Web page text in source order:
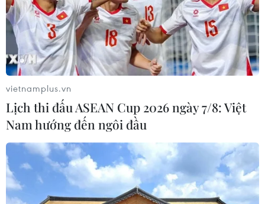
12/08/2025 10:46
Ngay sau khi tiếp nhận, Đồn Biên phòng Cửa khẩu
Quốc tế Tịnh Biên phối hợp với các lực lượng chức năng
thực hiện khai báo y tế và các thủ tục pháp lý, hành
chính theo quy định.
vietnamplus.vn
Lịch thi đấu ASEAN Cup 2026 ngày 7/8: Việt
Nam hướng đến ngôi đầu